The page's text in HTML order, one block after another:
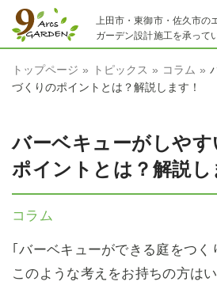
上田市・東御市・佐久市の
ガーデン設計施工を承って
トップページ トピックス コラム
づくりのポイントとは？解説します！
バーベキューがしや
ポイントとは？解説し
コラム
｢バーベキューができる庭をつく
このような考えをお持ちの方は